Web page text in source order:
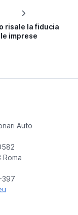
risale la fiducia
imprese
Auto
Roma
397